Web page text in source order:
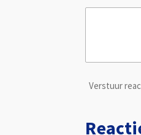
Verstuur